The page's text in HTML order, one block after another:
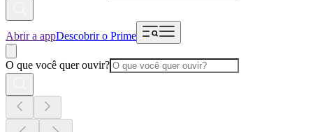
Abrir a appDescobrir o Prime
O que você quer ouvir?